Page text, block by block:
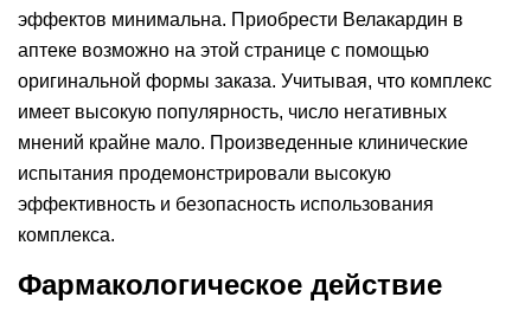
эффектов минимальна. Приобрести Велакардин в
аптеке возможно на этой странице с помощью
оригинальной формы заказа. Учитывая, что комплекс
имеет высокую популярность, число негативных
мнений крайне мало. Произведенные клинические
испытания продемонстрировали высокую
эффективность и безопасность использования
комплекса.
Фармакологическое действие